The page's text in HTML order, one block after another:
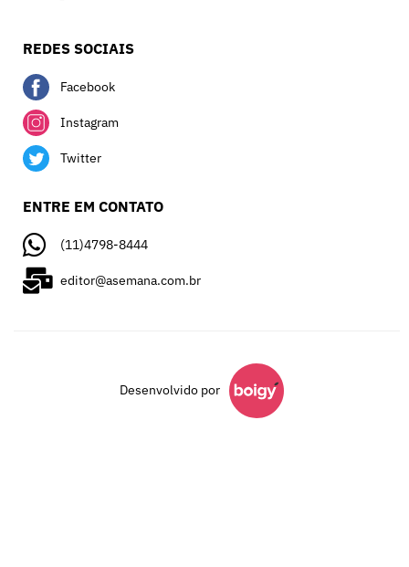
REDES SOCIAIS
Facebook
Instagram
Twitter
ENTRE EM CONTATO
(11)4798-8444
editor@asemana.com.br
Desenvolvido por